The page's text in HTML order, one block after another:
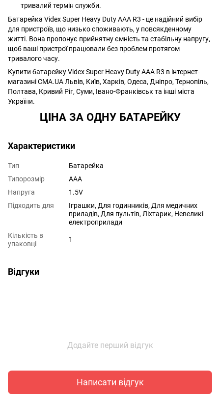
тривалий термін служби.
Батарейка Videx Super Heavy Duty AAA R3 - це надійний вибір
для пристроїв, що низько споживають, у повсякденному
житті. Вона пропонує прийнятну ємність та стабільну напругу,
щоб ваші пристрої працювали без проблем протягом
тривалого часу.
Купити батарейку Videx Super Heavy Duty AAA R3 в інтернет-
магазині CMA.UA Львів, Київ, Харків, Одеса, Дніпро, Тернопіль,
Полтава, Кривий Ріг, Суми, Івано-Франківськ та інші міста
України.
ЦІНА ЗА ОДНУ БАТАРЕЙКУ
Характеристики
Тип
Батарейка
Типорозмір
AAA
Напруга
1.5V
Підходить для
Іграшки, Для годинників, Для медичних
приладів, Для пультів, Ліхтарик, Невеликі
електроприлади
Кількість в
упаковці
1
Відгуки
Додайте перший відгук
Написати відгук